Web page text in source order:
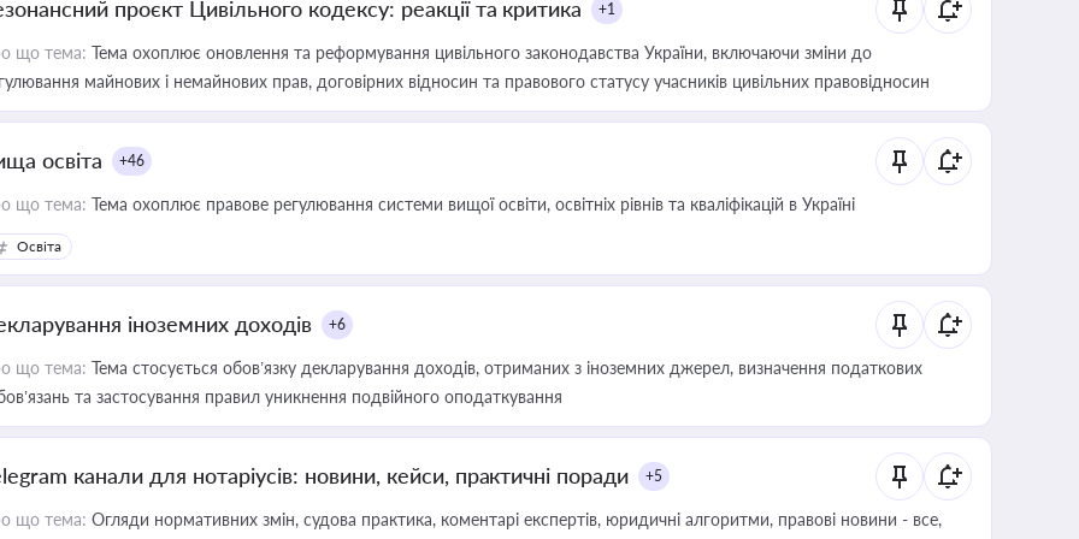
проєкт Цивільного кодексу: реакції та критика +1
що тема: Тема охоплює оновлення та реформування цивільного законодавства України, включаючи зміни до
майнових і немайнових прав, договірних відносин та правового статусу учасників цивільних правовідносин
освіта +46
що тема: Тема охоплює правове регулювання системи вищої освіти, освітніх рівнів та кваліфікацій в Україні
Освіта
іноземних доходів +6
що тема: Тема стосується обов’язку декларування доходів, отриманих з іноземних джерел, визначення податкових
та застосування правил уникнення подвійного оподаткування
канали для нотаріусів: новини, кейси, практичні поради +5
що тема: Огляди нормативних змін, судова практика, коментарі експертів, юридичні алгоритми, правові новини - все,